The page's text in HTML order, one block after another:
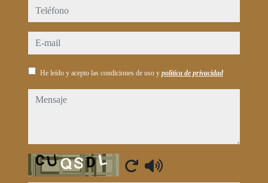
teléfono
e-mail
He leído y acepto las condiciones de uso y política de privacidad
mensaje
Captcha